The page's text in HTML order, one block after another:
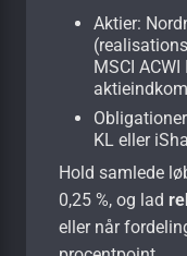
Aktier:
MSCI
KL eller
Hold samlede
0,25 %, og lad
eller når